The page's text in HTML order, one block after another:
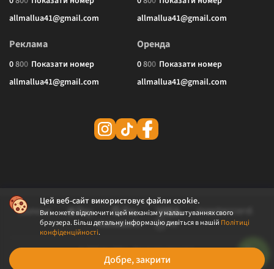
Цей веб-сайт використовує файли cookie.
Ви можете відключити цей механізм у налаштуваннях свого
браузера. Більш детальну інформацію дивіться в нашій Політиці
конфіденційності.
Добре, закрити
allmallua41@gmail.com
allmallua41@gmail.com
Реклама
0800 Показати номер
allmallua41@gmail.com
Оренда
0800 Показати номер
allmallua41@gmail.com
© 2026 ALLMALL. Всі права захищені.
Політика конфіденційності